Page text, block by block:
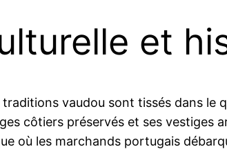
et
vaudou sont tissés dans
côtiers préservés et ses
où les marchands portugais